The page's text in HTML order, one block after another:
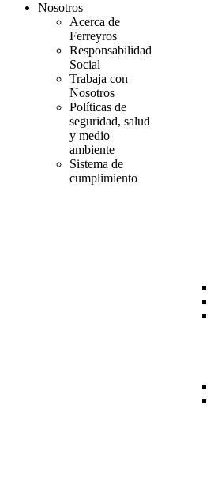
Nosotros
Acerca de
Ferreyros
Responsabilidad
Social
Trabaja con
Nosotros
Políticas de
seguridad, salud
y medio
ambiente
Sistema de
cumplimiento